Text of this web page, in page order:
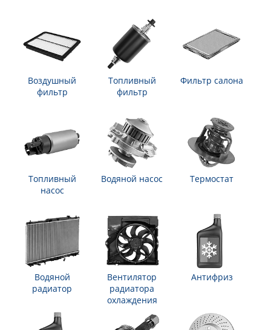
Воздушный
фильтр
Топливный
фильтр
Фильтр салона
Топливный
насос
Водяной насос Термостат
Водяной
радиатор
Вентилятор
радиатора
охлаждения
Антифриз